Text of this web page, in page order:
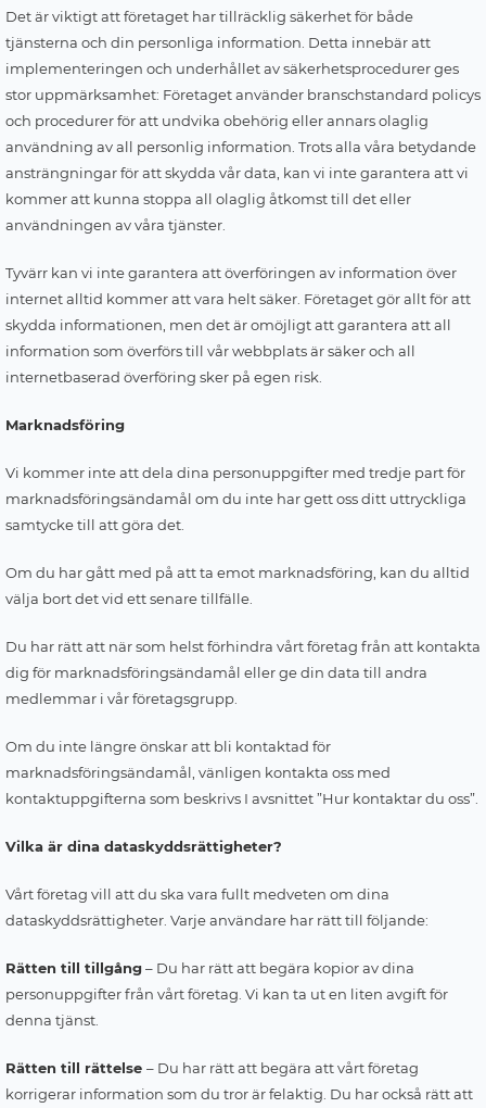
Det är viktigt att företaget har tillräcklig säkerhet för både
tjänsterna och din personliga information. Detta innebär att
implementeringen och underhållet av säkerhetsprocedurer ges
stor uppmärksamhet: Företaget använder branschstandard policys
och procedurer för att undvika obehörig eller annars olaglig
användning av all personlig information. Trots alla våra betydande
ansträngningar för att skydda vår data, kan vi inte garantera att vi
kommer att kunna stoppa all olaglig åtkomst till det eller
användningen av våra tjänster.
Tyvärr kan vi inte garantera att överföringen av information över
internet alltid kommer att vara helt säker. Företaget gör allt för att
skydda informationen, men det är omöjligt att garantera att all
information som överförs till vår webbplats är säker och all
internetbaserad överföring sker på egen risk.
Marknadsföring
Vi kommer inte att dela dina personuppgifter med tredje part för
marknadsföringsändamål om du inte har gett oss ditt uttryckliga
samtycke till att göra det.
Om du har gått med på att ta emot marknadsföring, kan du alltid
välja bort det vid ett senare tillfälle.
Du har rätt att när som helst förhindra vårt företag från att kontakta
dig för marknadsföringsändamål eller ge din data till andra
medlemmar i vår företagsgrupp.
Om du inte längre önskar att bli kontaktad för
marknadsföringsändamål, vänligen kontakta oss med
kontaktuppgifterna som beskrivs I avsnittet ”Hur kontaktar du oss”.
Vilka är dina dataskyddsrättigheter?
Vårt företag vill att du ska vara fullt medveten om dina
dataskyddsrättigheter. Varje användare har rätt till följande:
Rätten till tillgång– Du har rätt att begära kopior av dina
personuppgifter från vårt företag. Vi kan ta ut en liten avgift för
denna tjänst.
Rätten till rättelse – Du har rätt att begära att vårt företag
korrigerar information som du tror är felaktig. Du har också rätt att